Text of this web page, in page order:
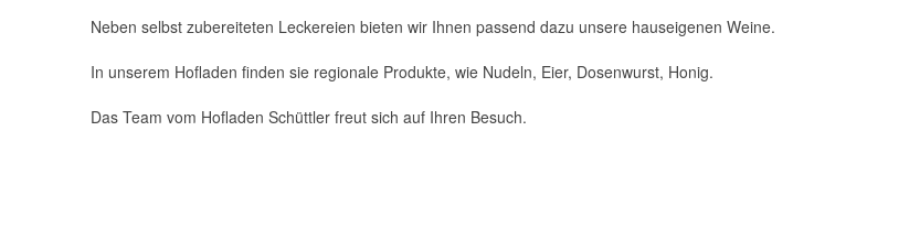
Neben selbst zubereiteten Leckereien bieten wir Ihnen passend dazu unsere hauseigenen Weine.
In unserem Hofladen finden sie regionale Produkte, wie Nudeln, Eier, Dosenwurst, Honig.
Das Team vom Hofladen Schüttler freut sich auf Ihren Besuch.